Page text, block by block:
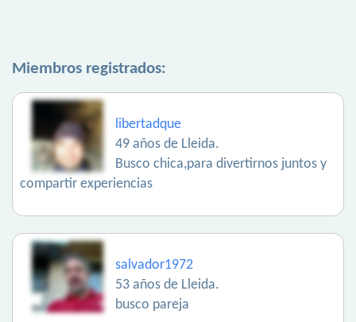
Miembros registrados:
libertadque
49 años de Lleida.
Busco chica,para divertirnos juntos y
compartir experiencias
salvador1972
53 años de Lleida.
busco pareja